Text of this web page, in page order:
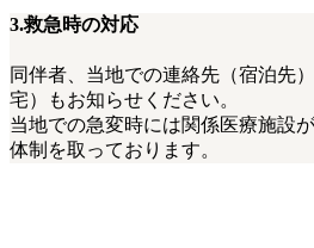
3.救急時の対応
同伴者、当地での連絡先（宿泊先
宅）もお知らせください。
当地での急変時には関係医療施設
体制を取っております。